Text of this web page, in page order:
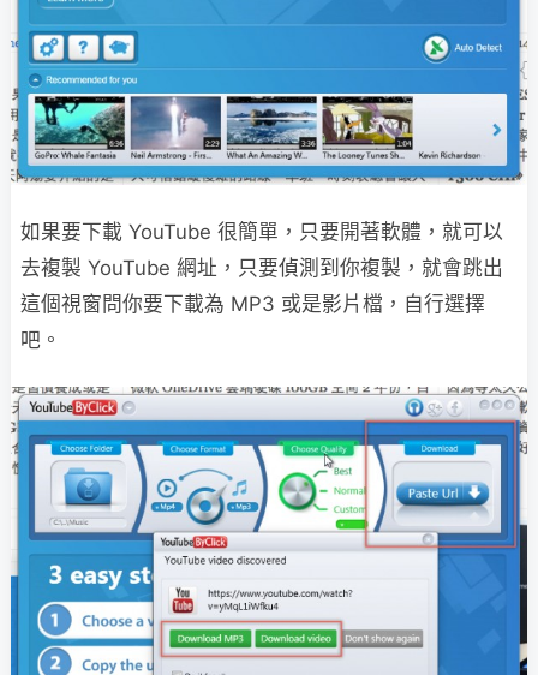
如果要下載 YouTube 很簡單，只要開著軟體，就可以
去複製 YouTube 網址，只要偵測到你複製，就會跳出
這個視窗問你要下載為 MP3 或是影片檔，自行選擇
吧。